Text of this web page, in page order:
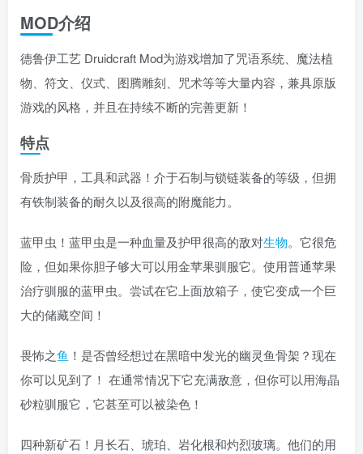
MOD介绍
德鲁伊工艺 Druidcraft Mod为游戏增加了咒语系统、魔法植
物、符文、仪式、图腾雕刻、咒术等等大量内容，兼具原版
游戏的风格，并且在持续不断的完善更新！
特点
骨质护甲，工具和武器！介于石制与锁链装备的等级，但拥
有铁制装备的耐久以及很高的附魔能力。
蓝甲虫！蓝甲虫是一种血量及护甲很高的敌对生物。它很危
险，但如果你胆子够大可以用金苹果驯服它。使用普通苹果
治疗驯服的蓝甲虫。尝试在它上面放箱子，使它变成一个巨
大的储藏空间！
畏怖之鱼 ！是否曾经想过在黑暗中发光的幽灵鱼骨架？现在
你可以见到了！ 在通常情况下它充满敌意，但你可以用海晶
砂粒驯服它，它甚至可以被染色！
四种新矿石！月长石、琥珀、岩化根和灼烈玻璃。他们的用